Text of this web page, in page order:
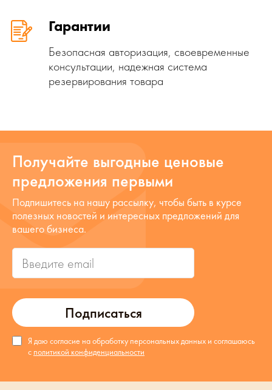
Гарантии
Безопасная авторизация, своевременные
консультации, надежная система
резервирования товара
Получайте выгодные ценовые
предложения первыми
Подписаться
Подпишитесь на нашу рассылку, чтобы быть в курсе
полезных новостей и интересных предложений для
вашего бизнеса.
Я даю согласие на обработку персональных данных и соглашаюсь
с политикой конфиденциальности